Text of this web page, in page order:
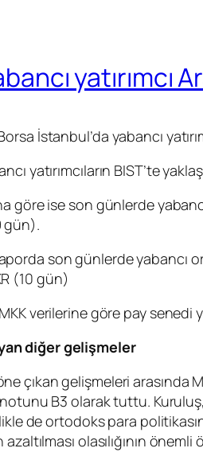
yatırımcı
İstanbul’da yabancı
yatırımcıların BIST’te
göre ise son günlerde
son günlerde yabancı
(10 gün)
verilerine göre pay senedi
diğer gelişmeler
çıkan gelişmeleri arasında
B3 olarak tuttu.
de ortodoks para
olasılığının